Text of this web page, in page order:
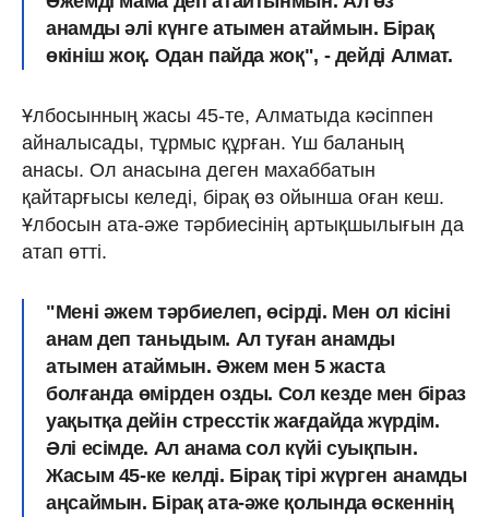
анамды әлі күнге атымен атаймын. Бірақ
өкініш жоқ. Одан пайда жоқ", - дейді Алмат.
Ұлбосынның жасы 45-те, Алматыда кәсіппен
айналысады, тұрмыс құрған. Үш баланың
анасы. Ол анасына деген махаббатын
қайтарғысы келеді, бірақ өз ойынша оған кеш.
Ұлбосын ата-әже тәрбиесінің артықшылығын да
атап өтті.
"Мені әжем тәрбиелеп, өсірді. Мен ол кісіні
анам деп таныдым. Ал туған анамды
атымен атаймын. Әжем мен 5 жаста
болғанда өмірден озды. Сол кезде мен біраз
уақытқа дейін стресстік жағдайда жүрдім.
Әлі есімде. Ал анама сол күйі суықпын.
Жасым 45-ке келді. Бірақ тірі жүрген анамды
аңсаймын. Бірақ ата-әже қолында өскеннің